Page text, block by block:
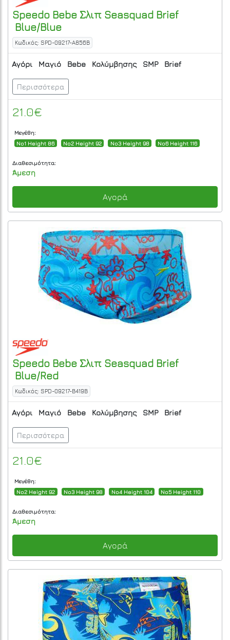
Speedo Bebe Σλιπ Seasquad Brief
Blue/Blue
Κωδικός: SPD-09217-A856B
Αγόρι Μαγιό Bebe Κολύμβησης SMP Brief
Περισσότερα
21.0€
Μεγέθη:
No1 Height 86
No2 Height 92 No3 Height 98 No6 Height 116
Διαθεσιμότητα:
Άμεση
Αγορά
Speedo Bebe Σλιπ Seasquad Brief
Blue/Red
Κωδικός: SPD-09217-B419B
Αγόρι Μαγιό Bebe Κολύμβησης SMP Brief
Περισσότερα
21.0€
Μεγέθη:
No2 Height 92
No3 Height 98 No4 Height 104 No5 Height 110
Διαθεσιμότητα:
Άμεση
Αγορά